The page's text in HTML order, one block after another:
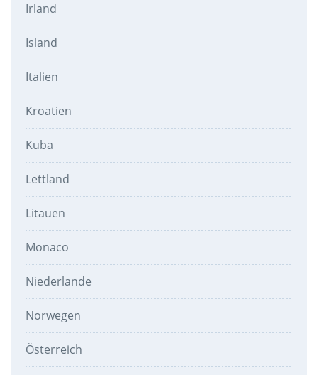
Irland
Island
Italien
Kroatien
Kuba
Lettland
Litauen
Monaco
Niederlande
Norwegen
Österreich